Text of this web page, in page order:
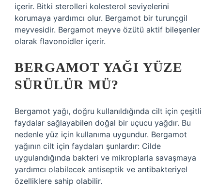
içerir. Bitki sterolleri kolesterol seviyelerini
korumaya yardımcı olur. Bergamot bir turunçgil
meyvesidir. Bergamot meyve özütü aktif bileşenler
olarak flavonoidler içerir.
BERGAMOT YAĞI YÜZE
SÜRÜLÜR MÜ?
Bergamot yağı, doğru kullanıldığında cilt için çeşitli
faydalar sağlayabilen doğal bir uçucu yağdır. Bu
nedenle yüz için kullanıma uygundur. Bergamot
yağının cilt için faydaları şunlardır: Cilde
uygulandığında bakteri ve mikroplarla savaşmaya
yardımcı olabilecek antiseptik ve antibakteriyel
özelliklere sahip olabilir.